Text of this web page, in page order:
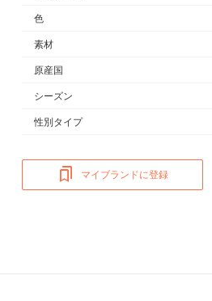
色
素材
原産国
シーズン
性別タイプ
マイブランドに登録